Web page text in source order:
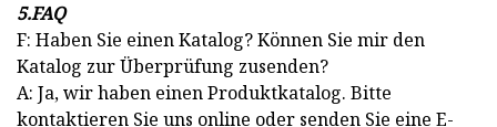
5.FAQ
F: Haben Sie einen Katalog? Können Sie mir den
Katalog zur Überprüfung zusenden?
A: Ja, wir haben einen Produktkatalog. Bitte
kontaktieren Sie uns online oder senden Sie eine E-